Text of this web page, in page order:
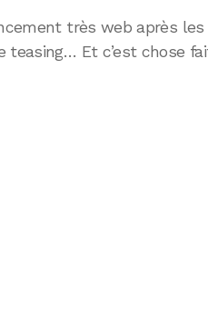
très web après les
teasing… Et c’est chose